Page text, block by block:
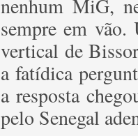
nenhum MiG,
sempre em vão.
vertical de
a fatídica
a resposta
pelo Senegal